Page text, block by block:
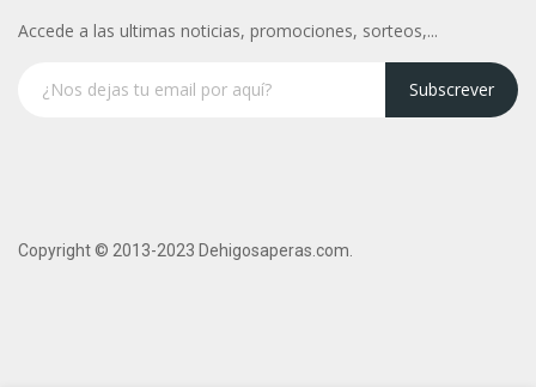
Accede a las ultimas noticias, promociones, sorteos,...
Subscrever
Copyright © 2013-2023 Dehigosaperas.com.